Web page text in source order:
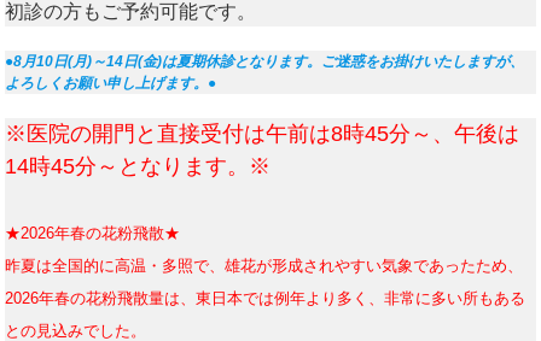
初診の方もご予約可能です。
●8月10日(月)～14日(金)は夏期休診となります。ご迷惑をお掛けいたしますが、
よろしくお願い申し上げます。●
※医院の開門と直接受付は午前は8時45分～、午後は
14時45分～となります。※
★2026年春の花粉飛散★
昨夏は全国的に高温・多照で、雄花が形成されやすい気象であったため、
2026年春の花粉飛散量は、東日本では例年より多く、非常に多い所もある
との見込みでした。